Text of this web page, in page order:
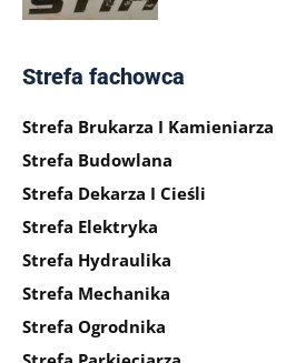
Strefa fachowca
Strefa Brukarza I Kamieniarza
Strefa Budowlana
Strefa Dekarza I Cieśli
Strefa Elektryka
Strefa Hydraulika
Strefa Mechanika
Strefa Ogrodnika